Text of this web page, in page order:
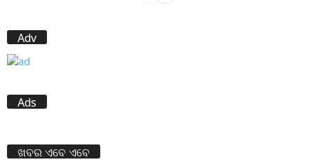
Adv
Ads
ଖବର ଏବେ ଏବେ